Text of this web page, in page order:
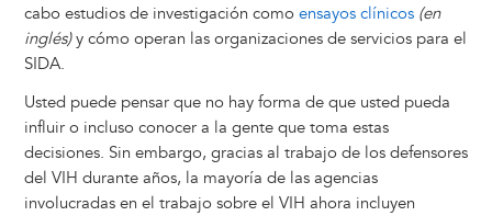
cabo estudios de investigación como ensayos clínicos (en
inglés)y cómo operan las organizaciones de servicios para el
SIDA.
Usted puede pensar que no hay forma de que usted pueda
influir o incluso conocer a la gente que toma estas
decisiones. Sin embargo, gracias al trabajo de los defensores
del VIH durante años, la mayoría de las agencias
involucradas en el trabajo sobre el VIH ahora incluyen